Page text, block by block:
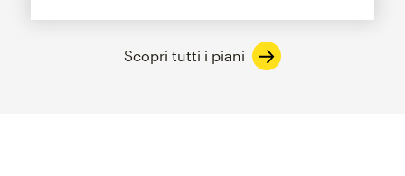
Scopri tutti i piani